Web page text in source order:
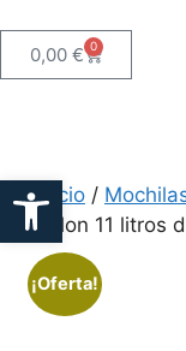
0,00 € 0
Inicio /
Talon 11 litros
¡Oferta!
Abrir barra de